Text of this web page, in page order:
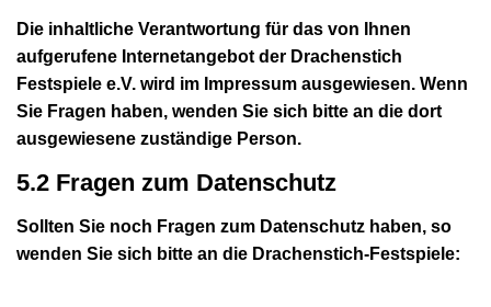
Die inhaltliche Verantwortung für das von Ihnen
aufgerufene Internetangebot der Drachenstich
Festspiele e.V. wird im Impressum ausgewiesen. Wenn
Sie Fragen haben, wenden Sie sich bitte an die dort
ausgewiesene zuständige Person.
5.2 Fragen zum Datenschutz
Sollten Sie noch Fragen zum Datenschutz haben, so
wenden Sie sich bitte an die Drachenstich-Festspiele: